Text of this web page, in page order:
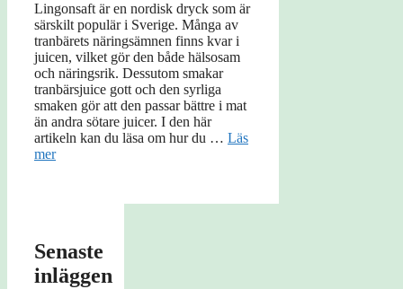
Lingonsaft är en nordisk dryck som är
särskilt populär i Sverige. Många av
tranbärets näringsämnen finns kvar i
juicen, vilket gör den både hälsosam
och näringsrik. Dessutom smakar
tranbärsjuice gott och den syrliga
smaken gör att den passar bättre i mat
än andra sötare juicer. I den här
artikeln kan du läsa om hur du … Läs
mer
Senaste
inläggen